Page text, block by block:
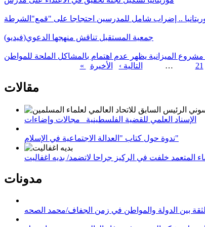
.. إضراب شامل للمدرسين احتجاجا على "قمع"الشرطة
جمعية المستقبل تناقش منهجها الدعوي(فيديو)
مشروع الميزانية يظهر عدم اهتمام بالمشاكل الملحة للمواطن
21
… التالية ›
مقالات
الإسناد العلمي للقضية الفلسطينية_ مجالات وإضاءات
ندوة حول كتاب "العدالة الاجتماعية في الإسلام"
المتعمد خلفت في الركيز جراحا لاتضمد/ بديه اغفاليت
مدونات
بين الدولة والمواطن في زمن الجفاف/محمد الصحه